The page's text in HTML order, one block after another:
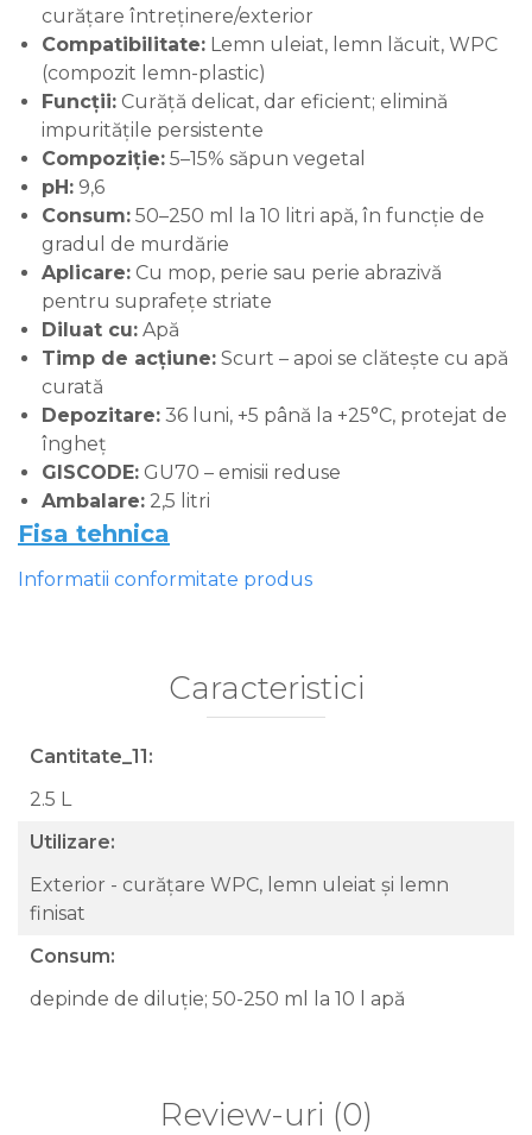
curățare întreținere/exterior
Compatibilitate: Lemn uleiat, lemn lăcuit, WPC
(compozit lemn-plastic)
Funcții: Curăță delicat, dar eficient; elimină
impuritățile persistente
Compoziție: 5–15% săpun vegetal
pH: 9,6
Consum: 50–250 ml la 10 litri apă, în funcție de
gradul de murdărie
Aplicare: Cu mop, perie sau perie abrazivă
pentru suprafețe striate
Diluat cu: Apă
Timp de acțiune: Scurt – apoi se clătește cu apă
curată
Depozitare: 36 luni, +5 până la +25°C, protejat de
îngheț
GISCODE: GU70 – emisii reduse
Ambalare: 2,5 litri
Fisa tehnica
Informatii conformitate produs
Caracteristici
Cantitate_11:
2.5 L
Utilizare:
Exterior - curățare WPC, lemn uleiat și lemn
finisat
Consum:
depinde de diluție; 50-250 ml la 10 l apă
Review-uri (0)